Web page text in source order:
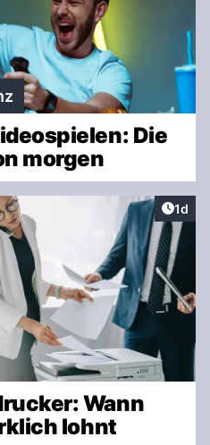
Die
morgen
1d
Wann
lohnt